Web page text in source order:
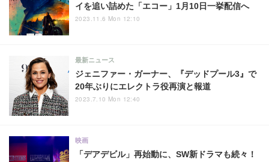
イを追い詰めた「エコー」1月10日一挙配信へ
2023.11.6 Mon 12:10
ジェニファー・ガーナー、『デッドプール3』で
20年ぶりにエレクトラ役再演と報道
最新ニュース
2023.7.10 Mon 12:40
「デアデビル」再始動に、SW新ドラマも続々！
映画